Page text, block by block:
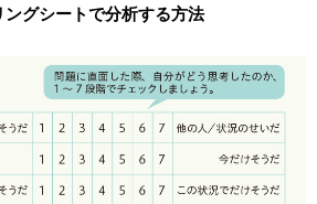
ングシートで分析する方法